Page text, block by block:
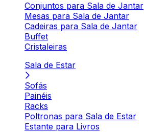
Conjuntos para Sala de Jantar
Mesas para Sala de Jantar
Cadeiras para Sala de Jantar
Buffet
Cristaleiras
Sala de Estar
Sofás
Painéis
Racks
Poltronas para Sala de Estar
Estante para Livros